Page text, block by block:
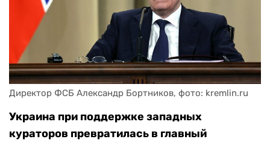
Директор ФСБ Александр Бортников, фото: kremlin.ru
Украина при поддержке западных
кураторов превратилась в главный